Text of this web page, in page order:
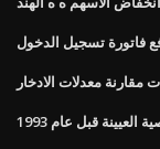
فاتورة تسجيل الدخول
مقارنة معدلات الادخار
قبل عام 1993